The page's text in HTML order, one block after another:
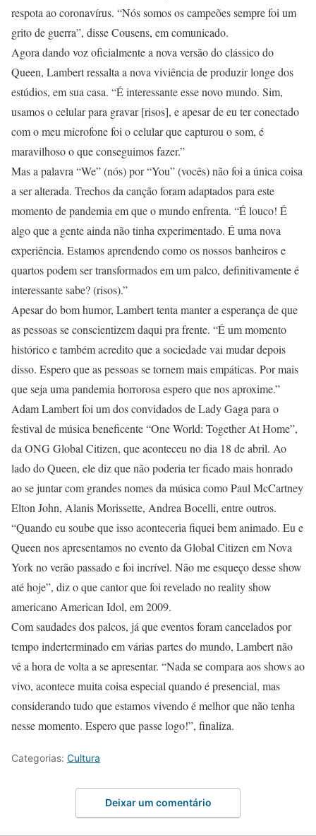
respota ao coronavírus. “Nós somos os campeões sempre foi um
grito de guerra”, disse Cousens, em comunicado.
Agora dando voz oficialmente a nova versão do clássico do
Queen, Lambert ressalta a nova viviência de produzir longe dos
estúdios, em sua casa. “É interessante esse novo mundo. Sim,
usamos o celular para gravar [risos], e apesar de eu ter conectado
com o meu microfone foi o celular que capturou o som, é
maravilhoso o que conseguimos fazer.”
Mas a palavra “We” (nós) por “You” (vocês) não foi a única coisa
a ser alterada. Trechos da canção foram adaptados para este
momento de pandemia em que o mundo enfrenta. “É louco! É
algo que a gente ainda não tinha experimentado. É uma nova
experiência. Estamos aprendendo como os nossos banheiros e
quartos podem ser transformados em um palco, definitivamente é
interessante sabe? (risos).”
Apesar do bom humor, Lambert tenta manter a esperança de que
as pessoas se conscientizem daqui pra frente. “É um momento
histórico e também acredito que a sociedade vai mudar depois
disso. Espero que as pessoas se tornem mais empáticas. Por mais
que seja uma pandemia horrorosa espero que nos aproxime.”
Adam Lambert foi um dos convidados de Lady Gaga para o
festival de música beneficente “One World: Together At Home”,
da ONG Global Citizen, que aconteceu no dia 18 de abril. Ao
lado do Queen, ele diz que não poderia ter ficado mais honrado
ao se juntar com grandes nomes da música como Paul McCartney
Elton John, Alanis Morissette, Andrea Bocelli, entre outros.
“Quando eu soube que isso aconteceria fiquei bem animado. Eu e
Queen nos apresentamos no evento da Global Citizen em Nova
York no verão passado e foi incrível. Não me esqueço desse show
até hoje”, diz o que cantor que foi revelado no reality show
americano American Idol, em 2009.
Com saudades dos palcos, já que eventos foram cancelados por
tempo inderterminado em várias partes do mundo, Lambert não
vê a hora de volta a se apresentar. “Nada se compara aos shows ao
vivo, acontece muita coisa especial quando é presencial, mas
considerando tudo que estamos vivendo é melhor que não tenha
nesse momento. Espero que passe logo!”, finaliza.
Categorias: Cultura
Deixar um comentário